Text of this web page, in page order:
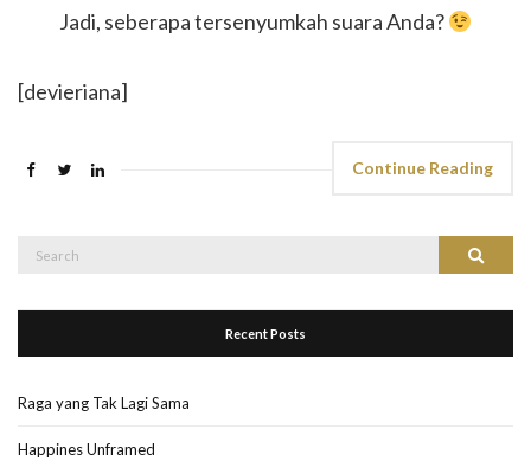
Jadi, seberapa tersenyumkah suara Anda?
[devieriana]
Continue Reading
Search
Search
Recent Posts
Raga yang Tak Lagi Sama
Happines Unframed